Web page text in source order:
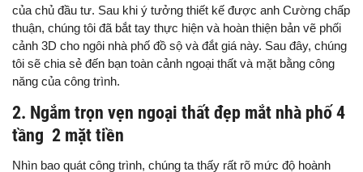
của chủ đầu tư. Sau khi ý tưởng thiết kế được anh Cường chấp
thuận, chúng tôi đã bắt tay thực hiện và hoàn thiện bản vẽ phối
cảnh 3D cho ngôi nhà phố đồ sộ và đắt giá này. Sau đây, chúng
tôi sẽ chia sẻ đến bạn toàn cảnh ngoại thất và mặt bằng công
năng của công trình.
2. Ngắm trọn vẹn ngoại thất đẹp mắt nhà phố 4
tầng 2 mặt tiền
Nhìn bao quát công trình, chúng ta thấy rất rõ mức độ hoành